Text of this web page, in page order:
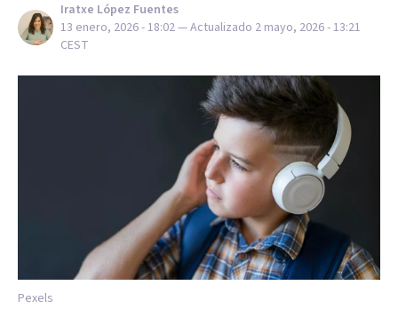
Iratxe López Fuentes
13 enero, 2026 - 18:02— Actualizado 2 mayo, 2026 - 13:21
CEST
Pexels